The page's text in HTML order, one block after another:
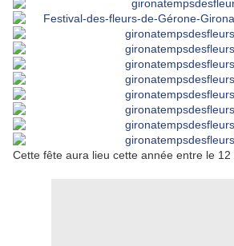
Cette fête aura lieu cette année entre le